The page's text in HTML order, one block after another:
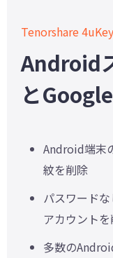
Tenorshare
Android
と
Android端末
紋を削除
パスワード
アカウント
多数の